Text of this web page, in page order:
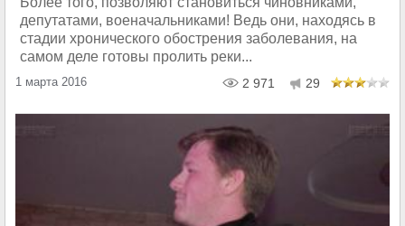
депутатами, военачальниками! Ведь они, находясь в
стадии хронического обострения заболевания, на
самом деле готовы пролить реки...
1 марта 2016 2 971 29